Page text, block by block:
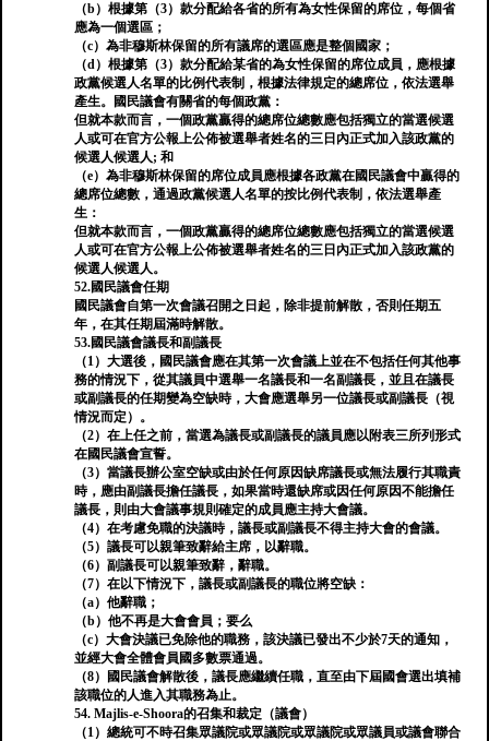
（b）根據第（3）款分配給各省的所有為女性保留的席位，每個省
應為一個選區；
（c）為非穆斯林保留的所有議席的選區應是整個國家；
（d）根據第（3）款分配給某省的為女性保留的席位成員，應根據
政黨候選人名單的比例代表制，根據法律規定的總席位，依法選舉
產生。國民議會有關省的每個政黨：
但就本款而言，一個政黨贏得的總席位總數應包括獨立的當選候選
人或可在官方公報上公佈被選舉者姓名的三日內正式加入該政黨的
候選人候選人; 和
（e）為非穆斯林保留的席位成員應根據各政黨在國民議會中贏得的
總席位總數，通過政黨候選人名單的按比例代表制，依法選舉產
生：
但就本款而言，一個政黨贏得的總席位總數應包括獨立的當選候選
人或可在官方公報上公佈被選舉者姓名的三日內正式加入該政黨的
候選人候選人。
52.國民議會任期
國民議會自第一次會議召開之日起，除非提前解散，否則任期五
年，在其任期屆滿時解散。
53.國民議會議長和副議長
（1）大選後，國民議會應在其第一次會議上並在不包括任何其他事
務的情況下，從其議員中選舉一名議長和一名副議長，並且在議長
或副議長的任期變為空缺時，大會應選舉另一位議長或副議長（視
情況而定）。
（2）在上任之前，當選為議長或副議長的議員應以附表三所列形式
在國民議會宣誓。
（3）當議長辦公室空缺或由於任何原因缺席議長或無法履行其職責
時，應由副議長擔任議長，如果當時還缺席或因任何原因不能擔任
議長，則由大會議事規則確定的成員應主持大會議。
（4）在考慮免職的決議時，議長或副議長不得主持大會的會議。
（5）議長可以親筆致辭給主席，以辭職。
（6）副議長可以親筆致辭，辭職。
（7）在以下情況下，議長或副議長的職位將空缺：
（a）他辭職；
（b）他不再是大會會員；要么
（c）大會決議已免除他的職務，該決議已發出不少於7天的通知，
並經大會全體會員國多數票通過。
（8）國民議會解散後，議長應繼續任職，直至由下屆國會選出填補
該職位的人進入其職務為止。
54. Majlis-e-Shoora的召集和裁定（議會）
（1）總統可不時召集眾議院或眾議院或眾議院或眾議員或議會聯合